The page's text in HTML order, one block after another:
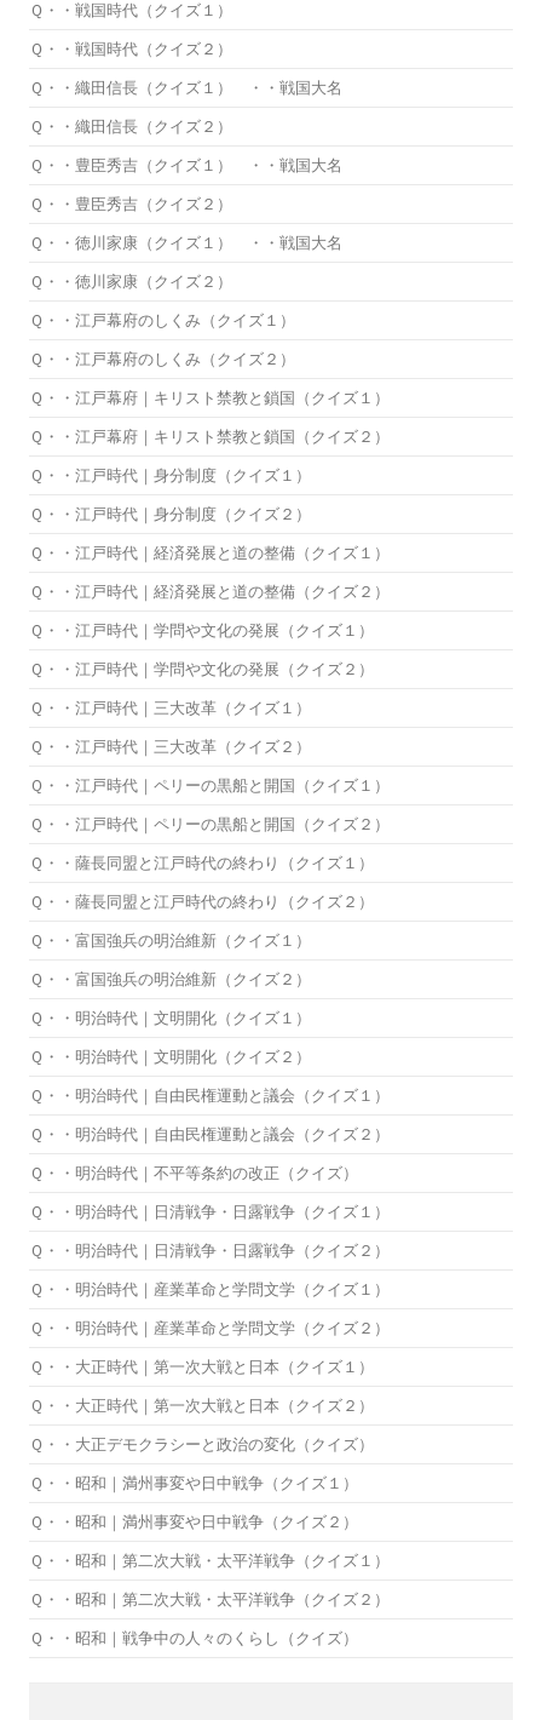
Ｑ・・戦国時代（クイズ１）
Ｑ・・戦国時代（クイズ２）
Ｑ・・織田信長（クイズ１） ・・戦国大名
Ｑ・・織田信長（クイズ２）
Ｑ・・豊臣秀吉（クイズ１） ・・戦国大名
Ｑ・・豊臣秀吉（クイズ２）
Ｑ・・徳川家康（クイズ１） ・・戦国大名
Ｑ・・徳川家康（クイズ２）
Ｑ・・江戸幕府のしくみ（クイズ１）
Ｑ・・江戸幕府のしくみ（クイズ２）
Ｑ・・江戸幕府｜キリスト禁教と鎖国（クイズ１）
Ｑ・・江戸幕府｜キリスト禁教と鎖国（クイズ２）
Ｑ・・江戸時代｜身分制度（クイズ１）
Ｑ・・江戸時代｜身分制度（クイズ２）
Ｑ・・江戸時代｜経済発展と道の整備（クイズ１）
Ｑ・・江戸時代｜経済発展と道の整備（クイズ２）
Ｑ・・江戸時代｜学問や文化の発展（クイズ１）
Ｑ・・江戸時代｜学問や文化の発展（クイズ２）
Ｑ・・江戸時代｜三大改革（クイズ１）
Ｑ・・江戸時代｜三大改革（クイズ２）
Ｑ・・江戸時代｜ペリーの黒船と開国（クイズ１）
Ｑ・・江戸時代｜ペリーの黒船と開国（クイズ２）
Ｑ・・薩長同盟と江戸時代の終わり（クイズ１）
Ｑ・・薩長同盟と江戸時代の終わり（クイズ２）
Ｑ・・富国強兵の明治維新（クイズ１）
Ｑ・・富国強兵の明治維新（クイズ２）
Ｑ・・明治時代｜文明開化（クイズ１）
Ｑ・・明治時代｜文明開化（クイズ２）
Ｑ・・明治時代｜自由民権運動と議会（クイズ１）
Ｑ・・明治時代｜自由民権運動と議会（クイズ２）
Ｑ・・明治時代｜不平等条約の改正（クイズ）
Ｑ・・明治時代｜日清戦争・日露戦争（クイズ１）
Ｑ・・明治時代｜日清戦争・日露戦争（クイズ２）
Ｑ・・明治時代｜産業革命と学問文学（クイズ１）
Ｑ・・明治時代｜産業革命と学問文学（クイズ２）
Ｑ・・大正時代｜第一次大戦と日本（クイズ１）
Ｑ・・大正時代｜第一次大戦と日本（クイズ２）
Ｑ・・大正デモクラシーと政治の変化（クイズ）
Ｑ・・昭和｜満州事変や日中戦争（クイズ１）
Ｑ・・昭和｜満州事変や日中戦争（クイズ２）
Ｑ・・昭和｜第二次大戦・太平洋戦争（クイズ１）
Ｑ・・昭和｜第二次大戦・太平洋戦争（クイズ２）
Ｑ・・昭和｜戦争中の人々のくらし（クイズ）